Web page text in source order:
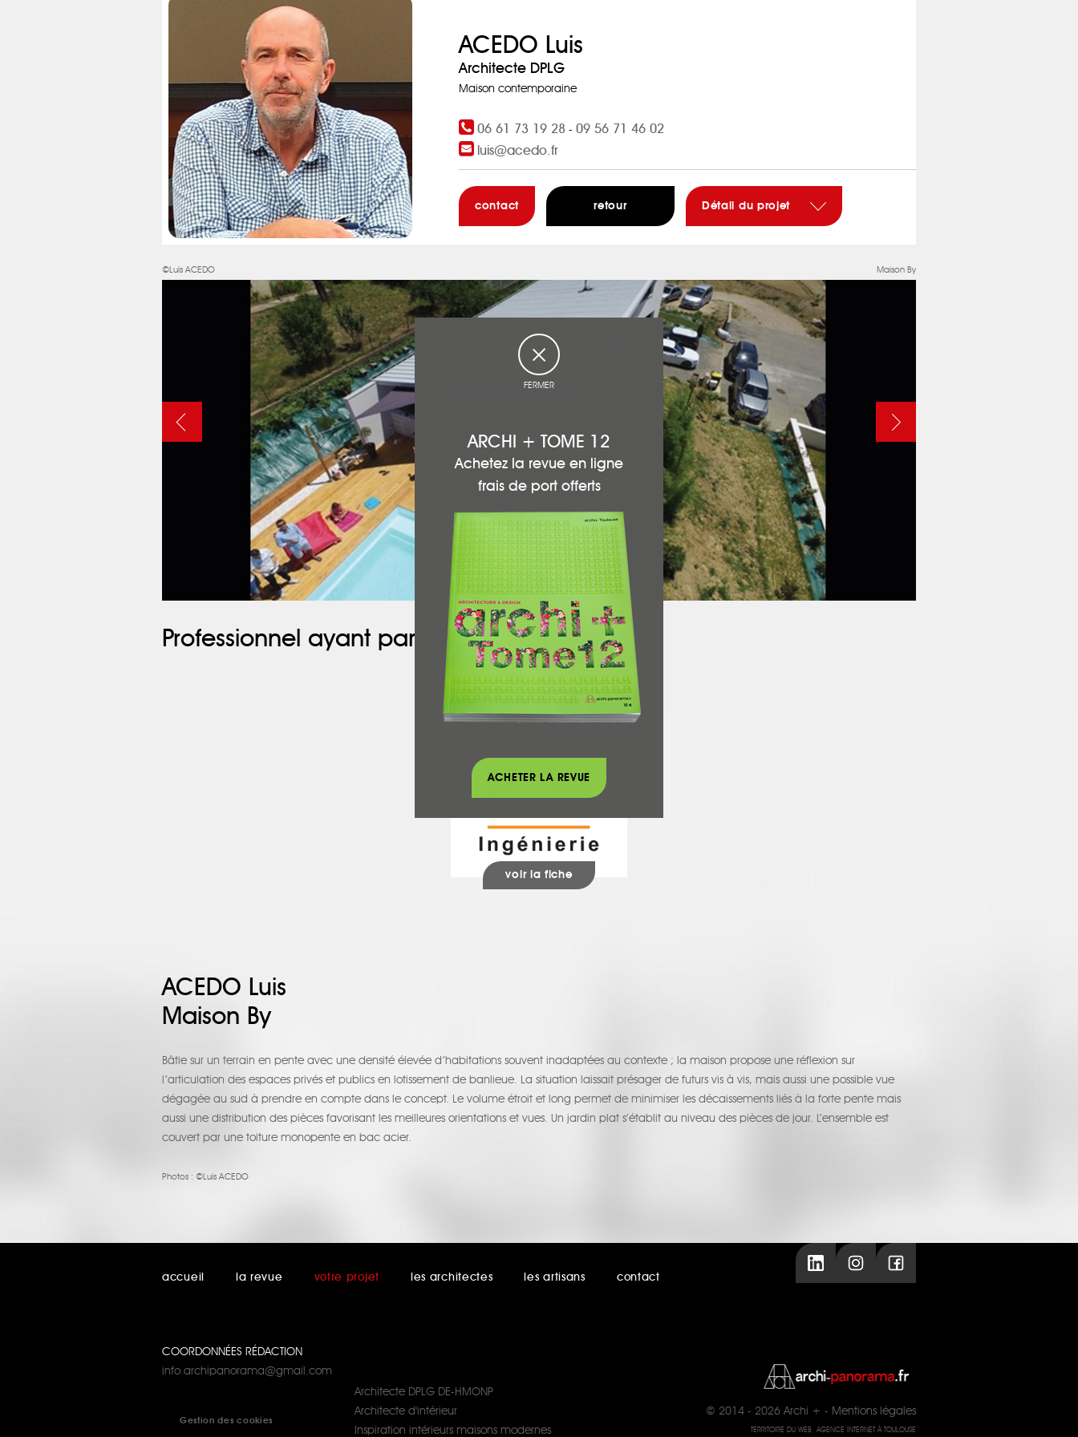
ACEDO Luis
Architecte DPLG
Maison contemporaine
06 61 73 19 28 - 09 56 71 46 02
luis@acedo.fr
contact retour Détail du projet
©Luis ACEDO Maison By
Professionnel ayant participé à ce projet :
F&H INGENIERIE
voir la fiche
ACEDO Luis
Maison By
Bâtie sur un terrain en pente avec une densité élevée d’habitations souvent inadaptées au contexte ; la maison propose une réflexion sur
l’articulation des espaces privés et publics en lotissement de banlieue. La situation laissait présager de futurs vis à vis, mais aussi une possible vue
dégagée au sud à prendre en compte dans le concept. Le volume étroit et long permet de minimiser les décaissements liés à la forte pente mais
aussi une distribution des pièces favorisant les meilleures orientations et vues. Un jardin plat s’établit au niveau des pièces de jour. L’ensemble est
couvert par une toiture monopente en bac acier.
Photos : ©Luis ACEDO
accueil la revue votre projet les architectes les artisans contact
COORDONNÉES RÉDACTION
info.archipanorama@gmail.com
Gestion des cookies
Architecte DPLG DE-HMONP
Architecte d'intérieur
Inspiration intérieurs maisons modernes
© 2014 - 2026 Archi + - Mentions légales
TERRITOIRE DU WEB, AGENCE INTERNET À TOULOUSE
FERMER
ARCHI + TOME 12
Achetez la revue en ligne
frais de port offerts
ACHETER LA REVUE